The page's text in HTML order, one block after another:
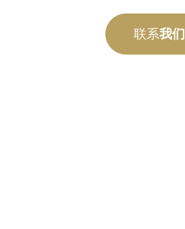
联系我们